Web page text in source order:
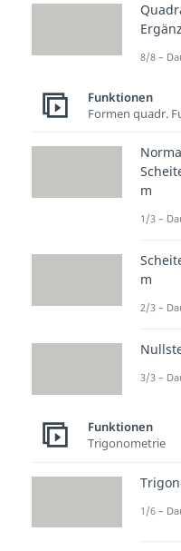
du
8/8 –
Funktionen
Formen quadr.
m
1/3 –
m
2/3 –
3/3 –
Funktionen
Trigonometrie
1/6 –